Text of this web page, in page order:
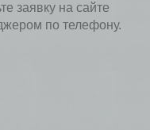
заявку на сайте
по телефону.